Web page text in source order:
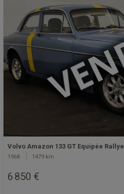
Volvo Amazon 133 GT Equipée Rallye
1968 1479 km
6 850 €